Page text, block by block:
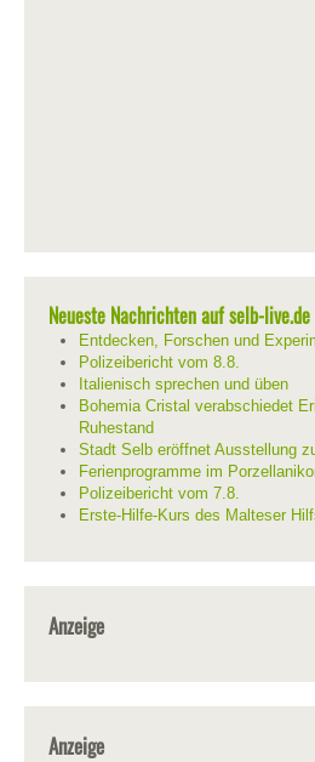
Neueste Nachrichten auf selb-live.de
Entdecken, Forschen und
Polizeibericht vom 8.8.
Italienisch sprechen und üben
Bohemia Cristal verabschiedet
Ruhestand
Stadt Selb eröffnet Ausstellung
Ferienprogramme im
Polizeibericht vom 7.8.
Erste-Hilfe-Kurs des Malteser
Anzeige
Anzeige